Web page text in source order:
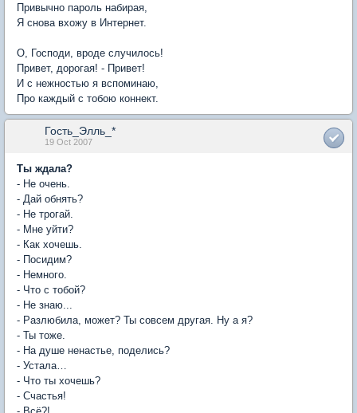
Привычно пароль набирая,
Я снова вхожу в Интернет.
О, Господи, вроде случилось!
Привет, дорогая! - Привет!
И с нежностью я вспоминаю,
Про каждый с тобою коннект.
Гость_Элль_*
19 Oct 2007
Ты ждала?
- Не очень.
- Дай обнять?
- Не трогай.
- Мне уйти?
- Как хочешь.
- Посидим?
- Немного.
- Что с тобой?
- Не знаю...
- Разлюбила, может? Ты совсем другая. Ну а я?
- Ты тоже.
- На душе ненастье, поделись?
- Устала…
- Что ты хочешь?
- Счастья!